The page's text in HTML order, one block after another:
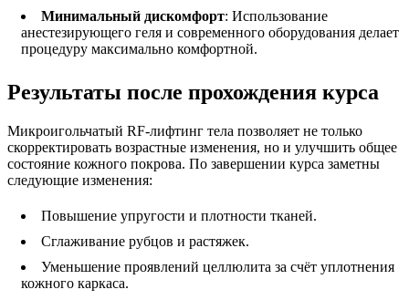
Минимальный дискомфорт: Использование
анестезирующего геля и современного оборудования делает
процедуру максимально комфортной.
Результаты после прохождения курса
Микроигольчатый RF-лифтинг тела позволяет не только
скорректировать возрастные изменения, но и улучшить общее
состояние кожного покрова. По завершении курса заметны
следующие изменения:
Повышение упругости и плотности тканей.
Сглаживание рубцов и растяжек.
Уменьшение проявлений целлюлита за счёт уплотнения
кожного каркаса.